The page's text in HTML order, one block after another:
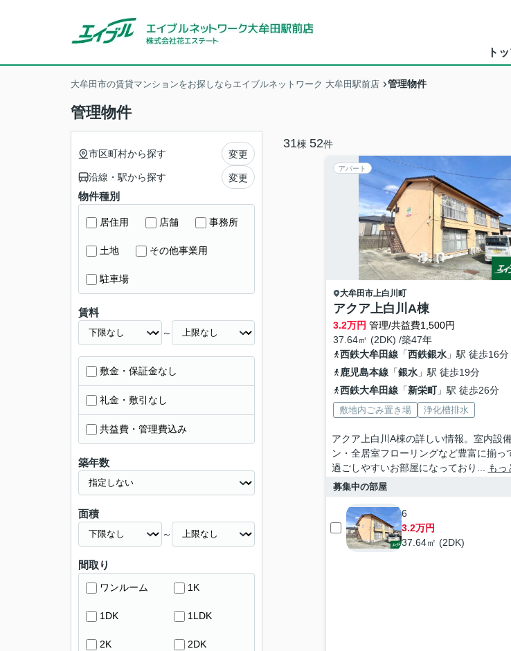
ト
大牟田市の賃貸マンションをお探しならエイブルネットワーク 大牟田駅前店 管理物件
管理物件
31棟 52件
アパート
大牟田市上白川町
アクア上白川A棟
3.2万円 管理/共益費1,500円
37.64㎡ (2DK) /築47年
西鉄大牟田線「西鉄銀水」駅 徒歩16分
鹿児島本線「銀水」駅 徒歩19分
西鉄大牟田線「新栄町」駅 徒歩26分
敷地内ごみ置き場 浄化槽排水
アクア上白川A棟の詳しい情報。室内設
ン・全居室フローリングなど豊富に揃っ
過ごしやすいお部屋になっており...
もっ
募集中の部屋
6
3.2万円
37.64㎡ (2DK)
市区町村から探す 変更
沿線・駅から探す 変更
物件種別
居住用 店舗 事務所
土地 その他事業用
駐車場
賃料
～
敷金・保証金なし
礼金・敷引なし
共益費・管理費込み
築年数
面積
～
間取り
ワンルーム 1K
1DK 1LDK
2K 2DK